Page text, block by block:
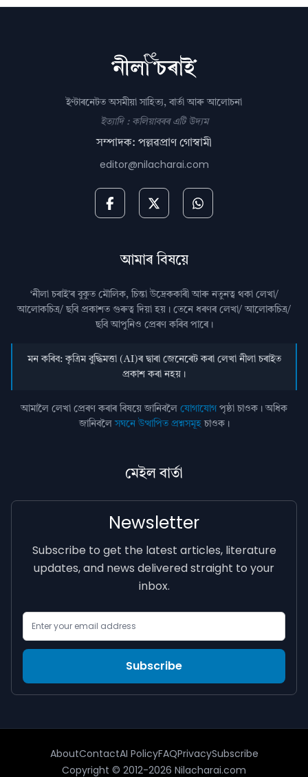
ইণ্টাৰনেটত অসমীয়া সাহিত্য, বাৰ্তা আৰু আলোচনা
ইত্যাদি : কলিয়াবৰৰ এটি উদ্যম
সম্পাদক: পল্লৱপ্ৰাণ গোস্বামী
editor@nilacharai.com
আমাৰ বিষয়ে
‘নীলা চৰাই’ৰ বুকুত মৌলিক, চিন্তা উদ্রেককাৰী আৰু নতুনত্ব থকা লেখা/
আলোকচিত্ৰ/ ছবি প্রকাশত গুৰুত্ব দিয়া হয়। তেনে ধৰণৰ লেখা/ আলোকচিত্ৰ/
ছবি আপুনিও প্রেৰণ কৰিব পাৰে।
মন কৰিব: কৃত্ৰিম বুদ্ধিমত্তা (AI)ৰ দ্বাৰা জেনেৰেট কৰা লেখা নীলা চৰাইত
প্ৰকাশ কৰা নহয়।
আমালৈ লেখা প্ৰেৰণ কৰাৰ বিষয়ে জানিবলৈ যোগাযোগ পৃষ্ঠা চাওক। অধিক
জানিবলৈসঘনে উত্থাপিত প্ৰশ্নসমূহচাওক।
মেইল বাৰ্তা
Newsletter
Subscribe to get the latest articles, literature
updates, and news delivered straight to your
inbox.
Email Address
Subscribe
AboutContactAI PolicyFAQPrivacySubscribe
Copyright © 2012-2026 Nilacharai.com